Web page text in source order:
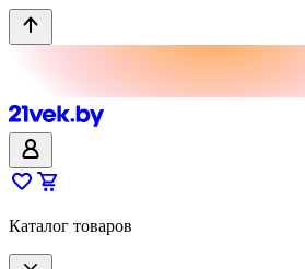
Каталог товаров